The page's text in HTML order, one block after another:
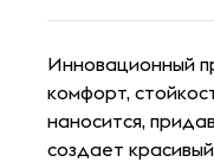
Инновационный
комфорт,
наносится,
создает